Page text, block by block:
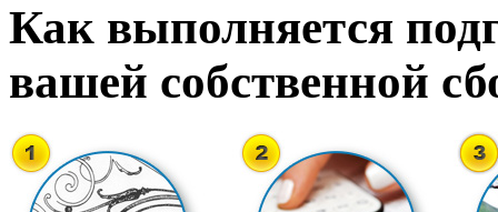
Как выполняется
вашей собственной